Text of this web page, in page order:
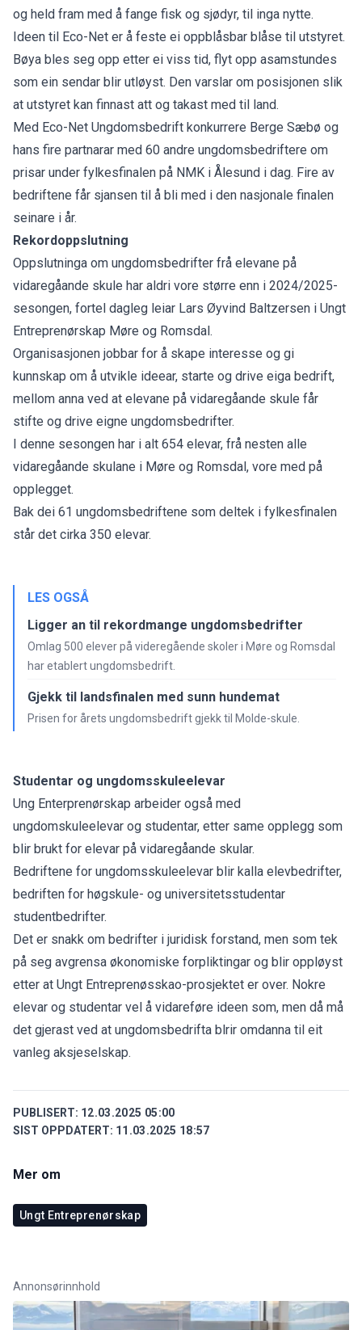
og held fram med å fange fisk og sjødyr, til inga nytte.
Ideen til Eco-Net er å feste ei oppblåsbar blåse til utstyret.
Bøya bles seg opp etter ei viss tid, flyt opp asamstundes
som ein sendar blir utløyst. Den varslar om posisjonen slik
at utstyret kan finnast att og takast med til land.
Med Eco-Net Ungdomsbedrift konkurrere Berge Sæbø og
hans fire partnarar med 60 andre ungdomsbedriftere om
prisar under fylkesfinalen på NMK i Ålesund i dag. Fire av
bedriftene får sjansen til å bli med i den nasjonale finalen
seinare i år.
Rekordoppslutning
Oppslutninga om ungdomsbedrifter frå elevane på
vidaregåande skule har aldri vore større enn i 2024/2025-
sesongen, fortel dagleg leiar Lars Øyvind Baltzersen i Ungt
Entreprenørskap Møre og Romsdal.
Organisasjonen jobbar for å skape interesse og gi
kunnskap om å utvikle ideear, starte og drive eiga bedrift,
mellom anna ved at elevane på vidaregåande skule får
stifte og drive eigne ungdomsbedrifter.
I denne sesongen har i alt 654 elevar, frå nesten alle
vidaregåande skulane i Møre og Romsdal, vore med på
opplegget.
Bak dei 61 ungdomsbedriftene som deltek i fylkesfinalen
står det cirka 350 elevar.
LES OGSÅ
Ligger an til rekordmange ungdomsbedrifter
Omlag 500 elever på videregående skoler i Møre og Romsdal
har etablert ungdomsbedrift.
Gjekk til landsfinalen med sunn hundemat
Prisen for årets ungdomsbedrift gjekk til Molde-skule.
Studentar og ungdomsskuleelevar
Ung Enterprenørskap arbeider også med
ungdomskuleelevar og studentar, etter same opplegg som
blir brukt for elevar på vidaregåande skular.
Bedriftene for ungdomsskuleelevar blir kalla elevbedrifter,
bedriften for høgskule- og universitetsstudentar
studentbedrifter.
Det er snakk om bedrifter i juridisk forstand, men som tek
på seg avgrensa økonomiske forpliktingar og blir oppløyst
etter at Ungt Entreprenøsskao-prosjektet er over. Nokre
elevar og studentar vel å vidareføre ideen som, men då må
det gjerast ved at ungdomsbedrifta blrir omdanna til eit
vanleg aksjeselskap.
PUBLISERT: 12.03.2025 05:00
SIST OPPDATERT: 11.03.2025 18:57
Mer om
Ungt Entreprenørskap
Annonsørinnhold